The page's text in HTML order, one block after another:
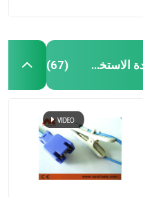
جهاز استشعار spo2 القابل لإعادة الاستخدام (67)